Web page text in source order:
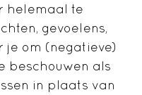
helemaal te
gevoelens,
je om (negatieve)
beschouwen als
in plaats van